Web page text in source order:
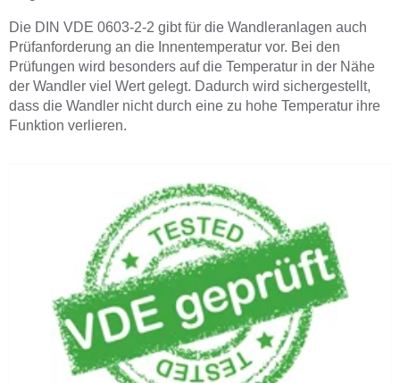
Die DIN VDE 0603-2-2 gibt für die Wandleranlagen auch
Prüfanforderung an die Innentemperatur vor. Bei den
Prüfungen wird besonders auf die Temperatur in der Nähe
der Wandler viel Wert gelegt. Dadurch wird sichergestellt,
dass die Wandler nicht durch eine zu hohe Temperatur ihre
Funktion verlieren.